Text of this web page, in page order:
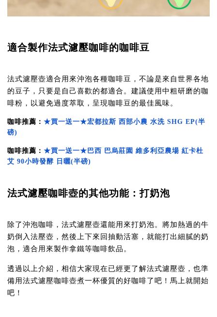
適合製作法式濾壓咖啡的咖啡豆
法式濾壓壺適合用來沖泡各種咖啡豆，不論是來自世界各地
的豆子，只要是自己喜歡的都適合。建議使用中粗研磨的咖
啡粉，以避免過度萃取，呈現咖啡豆的最佳風味。
咖啡推薦： ★買一送一★宏都拉斯 西部小農 水洗 SHG EP(半
磅)
咖啡推薦： ★買一送一★巴西 巴烏莊園 維多利亞農場 紅卡杜
艾 90小時發酵 日曬(半磅)
法式濾壓咖啡壺的其他功能：打奶泡
除了沖泡咖啡，法式濾壓壺還能用來打奶泡。將加熱過的牛
奶倒入法壓壺，然後上下來回抽動活塞，就能打出細膩的奶
泡，適合用來製作拿鐵等咖啡飲品。
透過以上介紹，相信大家現在已經更了解法式濾壓壺，也準
備用法式濾壓咖啡壺煮一杯優質的好咖啡了吧！馬上就開始
吧！